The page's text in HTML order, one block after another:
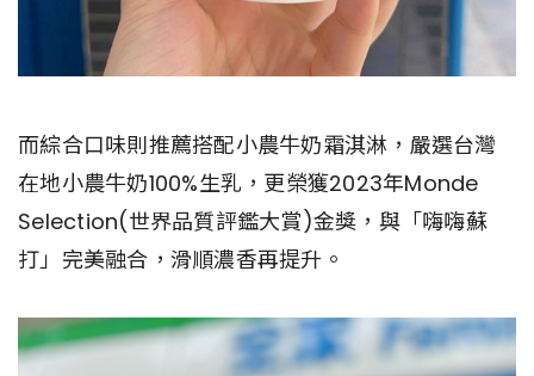
而綜合口味則推薦搭配小農牛奶霜淇淋，嚴選台灣
在地小農牛奶100%生乳，更榮獲2023年Monde
Selection(世界品質評鑑大賞)金獎，與「嗨嗨蘇
打」完美融合，滑順濃香再提升。